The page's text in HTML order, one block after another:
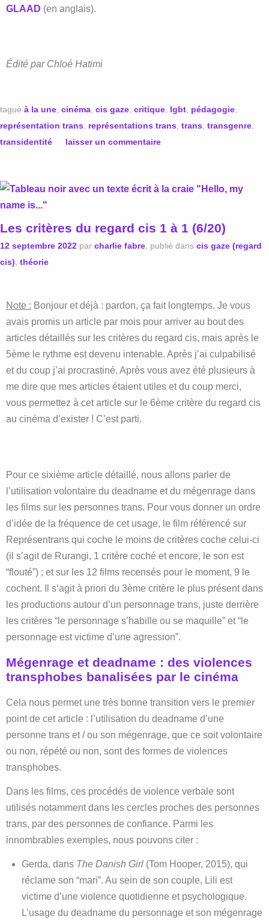
GLAAD (en anglais).
Édité par Chloé Hatimi
tagué à la une cinéma cis gaze critique lgbt pédagogie
représentation trans représentations trans trans transgenre
transidentité
laisser un commentaire
Les critères du regard cis 1 à 1 (6/20)
12 septembre 2022 par charlie fabre , publié dans cis gaze (regard
cis) théorie
Note : Bonjour et déjà : pardon, ça fait longtemps. Je vous
avais promis un article par mois pour arriver au bout des
articles détaillés sur les critères du regard cis, mais après le
5ème le rythme est devenu intenable. Après j’ai culpabilisé
et du coup j’ai procrastiné. Après vous avez été plusieurs à
me dire que mes articles étaient utiles et du coup merci,
vous permettez à cet article sur le 6ème critère du regard cis
au cinéma d’exister ! C’est parti.
Pour ce sixième article détaillé, nous allons parler de
l’utilisation volontaire du deadname et du mégenrage dans
les films sur les personnes trans. Pour vous donner un ordre
d’idée de la fréquence de cet usage, le film référencé sur
Représentrans qui coche le moins de critères coche celui-ci
(il s’agit de Rurangi, 1 critère coché et encore, le son est
“flouté”) ; et sur les 12 films recensés pour le moment, 9 le
cochent. Il s’agit à priori du 3ème critère le plus présent dans
les productions autour d’un personnage trans, juste derrière
les critères “le personnage s’habille ou se maquille” et “le
personnage est victime d’une agression”.
Mégenrage et deadname : des violences
transphobes banalisées par le cinéma
Cela nous permet une très bonne transition vers le premier
point de cet article : l’utilisation du deadname d’une
personne trans et / ou son mégenrage, que ce soit volontaire
ou non, répété ou non, sont des formes de violences
transphobes.
Dans les films, ces procédés de violence verbale sont
utilisés notamment dans les cercles proches des personnes
trans, par des personnes de confiance. Parmi les
innombrables exemples, nous pouvons citer :
Gerda, dans The Danish Girl(Tom Hooper, 2015), qui
réclame son “mari”. Au sein de son couple, Lili est
victime d’une violence quotidienne et psychologique.
L’usage du deadname du personnage et son mégenrage